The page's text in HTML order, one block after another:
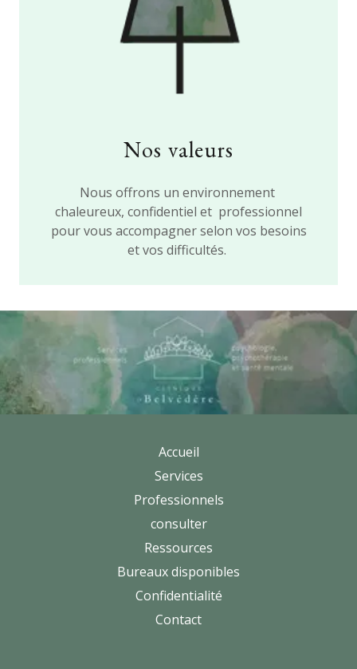
Nos valeurs
Nous offrons un environnement
chaleureux, confidentiel et professionnel
pour vous accompagner selon vos besoins
et vos difficultés.
Accueil
Services
Professionnels
consulter
Ressources
Bureaux disponibles
Confidentialité
Contact